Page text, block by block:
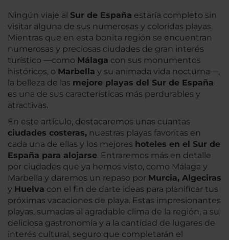
Ningún viaje al Sur de España estaría completo sin
visitar alguna de sus numerosas y coloridas playas.
Mientras que en esta bonita región se encuentran
numerosas y preciosas ciudades de gran interés
turístico —como Málaga con sus monumentos
históricos, o Marbella y su animada vida nocturna—,
la belleza de las mejore playas del Sur de España
es una de sus características más perdurables y
atractivas.
En este artículo, destacaremos unas cuantas
ciudades costeras, nuestras playas favoritas en
cada una de ellas y los mejores hoteles en el Sur de
España para alojarse. Entraremos más en detalle
por ciudades que ya hemos visto, como Málaga y
Marbella y daremos un repaso por Murcia, Algeciras
y Huelva con el fin de darte ideas para planificar tus
próximas vacaciones de playa. Estas impresionantes
playas, sumadas al agradable clima de la región, a su
deliciosa gastronomía y a la cantidad de lugares de
interés cultural, seguro que completarán el